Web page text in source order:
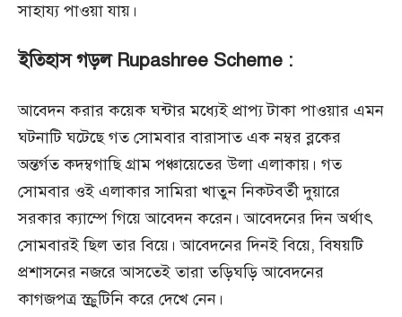
সাহায্য পাওয়া যায়।
ইতিহাস গড়ল Rupashree Scheme :
আবেদন করার কয়েক ঘন্টার মধ্যেই প্রাপ্য টাকা পাওয়ার এমন
ঘটনাটি ঘটেছে গত সোমবার বারাসাত এক নম্বর ব্লকের
অন্তর্গত কদম্বগাছি গ্রাম পঞ্চায়েতের উলা এলাকায়। গত
সোমবার ওই এলাকার সামিরা খাতুন নিকটবর্তী দুয়ারে
সরকার ক্যাম্পে গিয়ে আবেদন করেন। আবেদনের দিন অর্থাৎ
সোমবারই ছিল তার বিয়ে। আবেদনের দিনই বিয়ে, বিষয়টি
প্রশাসনের নজরে আসতেই তারা তড়িঘড়ি আবেদনের
কাগজপত্র স্ক্রুটিনি করে দেখে নেন।